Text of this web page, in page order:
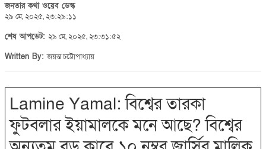
জনতার কথা ওয়েব ডেস্ক
২৯ মে, ২০২৫, ২৩:২৯:১১
শেষ আপডেট: ২৯ মে, ২০২৫, ২৩:৩১:৫২
Written By:জয়ন্ত চট্টোপাধ্যায়
Lamine Yamal: বিশ্বের তারকা
ফুটবলার ইয়ামালকে মনে আছে? বিশ্বের